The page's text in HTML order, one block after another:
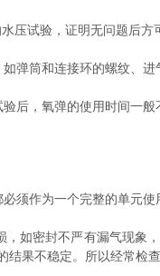
试验，证明无问题后方
筒和连接环的螺纹、进
，氧弹的使用时间一般
作为一个完整的单元使
密封不严有漏气现象
果不稳定。所以经常检